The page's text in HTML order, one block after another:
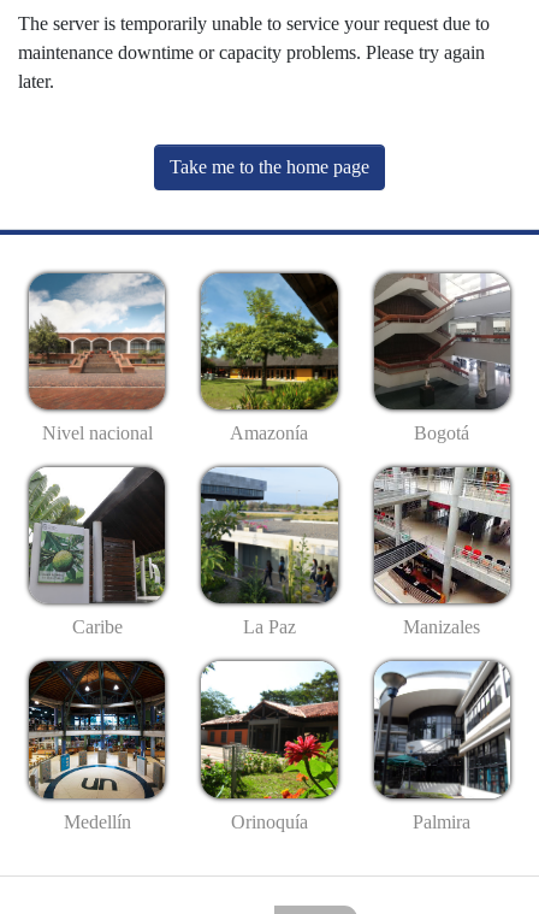
The server is temporarily unable to service your request due to
maintenance downtime or capacity problems. Please try again
later.
Take me to the home page
Nivel nacional Amazonía Bogotá
Caribe La Paz Manizales
Medellín Orinoquía Palmira